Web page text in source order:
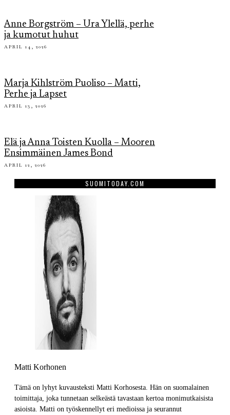
Anne Borgström – Ura Ylellä, perhe
ja kumotut huhut
APRIL 14, 2026
Marja Kihlström Puoliso – Matti,
Perhe ja Lapset
APRIL 13, 2026
Elä ja Anna Toisten Kuolla – Mooren
Ensimmäinen James Bond
APRIL 12, 2026
SUOMITODAY.COM
Matti Korhonen
Tämä on lyhyt kuvausteksti Matti Korhosesta. Hän on suomalainen
toimittaja, joka tunnetaan selkeästä tavastaan kertoa monimutkaisista
asioista. Matti on työskennellyt eri medioissa ja seurannut